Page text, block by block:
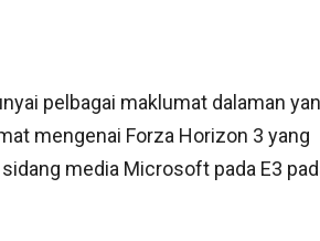
pelbagai maklumat dalaman
mengenai Forza Horizon 3 yang
media Microsoft pada E3